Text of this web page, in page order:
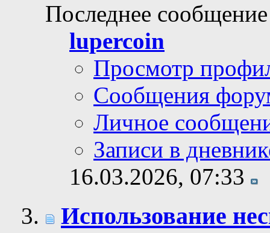
Последнее
lupercoin
Просмотр
Сообщения
Личное
Записи в
16.03.2026, 07:33
Использование